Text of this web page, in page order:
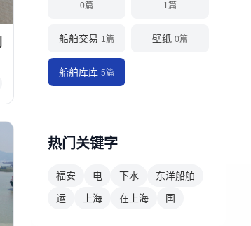
0篇 1篇
船舶交易 1篇 壁纸 0篇
船舶库库 5篇
热门关键字
福安 电 下水
东洋船舶
运
上海 在上海 国